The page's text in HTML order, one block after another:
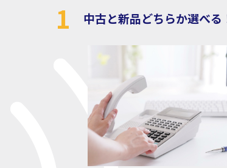
1 中古と新品どちらか選べる